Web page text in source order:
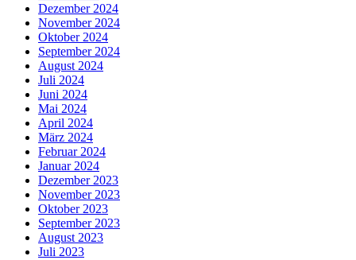
Dezember 2024
November 2024
Oktober 2024
September 2024
August 2024
Juli 2024
Juni 2024
Mai 2024
April 2024
März 2024
Februar 2024
Januar 2024
Dezember 2023
November 2023
Oktober 2023
September 2023
August 2023
Juli 2023